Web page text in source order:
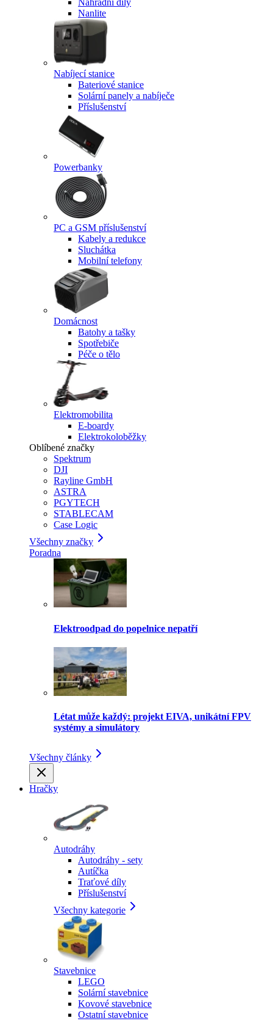
Náhradní díly
Nanlite
Nabíjecí stanice
Bateriové stanice
Solární panely a nabíječe
Příslušenství
Powerbanky
PC a GSM příslušenství
Kabely a redukce
Sluchátka
Mobilní telefony
Domácnost
Batohy a tašky
Spotřebiče
Péče o tělo
Elektromobilita
E-boardy
Elektrokoloběžky
Oblíbené značky
Spektrum
DJI
Rayline GmbH
ASTRA
PGYTECH
STABLECAM
Case Logic
Všechny značky
Poradna
Elektroodpad do popelnice nepatří
Létat může každý: projekt EIVA, unikátní FPV
systémy a simulátory
Všechny články
Hračky
Autodráhy
Autodráhy - sety
Autíčka
Traťové díly
Příslušenství
Všechny kategorie
Stavebnice
LEGO
Solární stavebnice
Kovové stavebnice
Ostatní stavebnice